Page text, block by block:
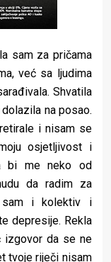
sam za pričama
već sa ljudima
Shvatila
na posao.
i nisam se
osjetljivost i
bi me neko od
da radim za
sam i kolektiv i
depresije. Rekla
izgovor da se ne
tvoje riječi nisam